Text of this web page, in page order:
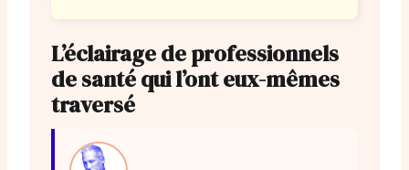
L’éclairage de professionnels
de santé qui l’ont eux-mêmes
traversé